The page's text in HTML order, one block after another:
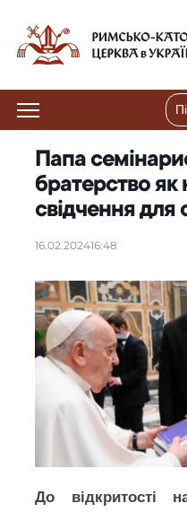
Папа
братерство як
свідчення для
16.02.202416:48
До відкритості